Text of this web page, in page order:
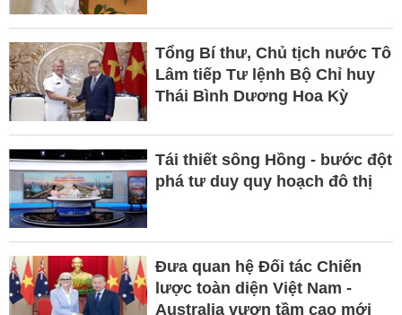
Tổng Bí thư, Chủ tịch nước Tô
Lâm tiếp Tư lệnh Bộ Chỉ huy
Thái Bình Dương Hoa Kỳ
Tái thiết sông Hồng - bước đột
phá tư duy quy hoạch đô thị
Đưa quan hệ Đối tác Chiến
lược toàn diện Việt Nam -
Australia vươn tầm cao mới